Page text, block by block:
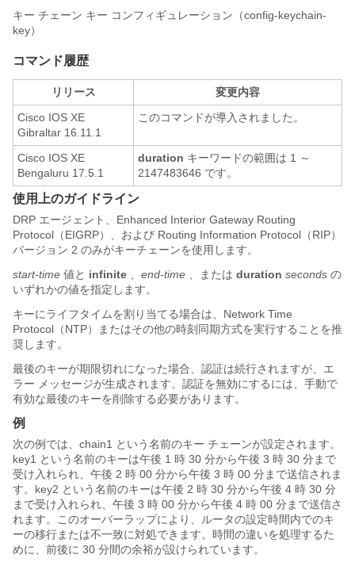
キー チェーン キー コンフィギュレーション（config-keychain-
key）
コマンド履歴
リリース
変更内容
Cisco IOS XE
Gibraltar 16.11.1
このコマンドが導入されました。
Cisco IOS XE
Bengaluru 17.5.1
duration キーワードの範囲は 1 ～
2147483646 です。
使用上のガイドライン
DRP エージェント、Enhanced Interior Gateway Routing
Protocol（EIGRP）、および Routing Information Protocol（RIP）
バージョン 2 のみがキーチェーンを使用します。
start-time 値と infinite end-time 、または duration seconds の
いずれかの値を指定します。
キーにライフタイムを割り当てる場合は、Network Time
Protocol（NTP）またはその他の時刻同期方式を実行することを推
奨します。
最後のキーが期限切れになった場合、認証は続行されますが、エ
ラー メッセージが生成されます。認証を無効にするには、手動で
有効な最後のキーを削除する必要があります。
例
次の例では、chain1 という名前のキー チェーンが設定されます。
key1 という名前のキーは午後 1 時 30 分から午後 3 時 30 分まで
受け入れられ、午後 2 時 00 分から午後 3 時 00 分まで送信されま
す。key2 という名前のキーは午後 2 時 30 分から午後 4 時 30 分
まで受け入れられ、午後 3 時 00 分から午後 4 時 00 分まで送信さ
れます。このオーバーラップにより、ルータの設定時間内でのキ
ーの移行または不一致に対処できます。時間の違いを処理するた
めに、前後に 30 分間の余裕が設けられています。